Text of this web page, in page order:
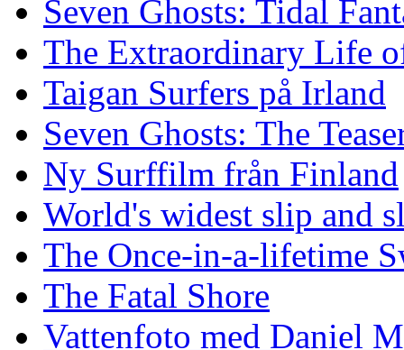
Seven Ghosts: Tidal
The Extraordinary Life
Taigan Surfers på Irland
Seven Ghosts: The
Ny Surffilm från Finland
World's widest slip and
The Once-in-a-lifetime
The Fatal Shore
Vattenfoto med Daniel